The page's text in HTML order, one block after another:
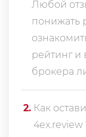
Любой
понижать
рейтинг и
брокера
2. Как
4ex.review